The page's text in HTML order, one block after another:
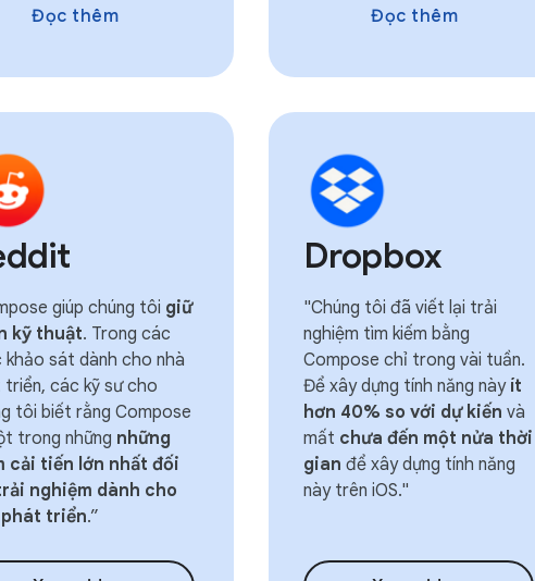
Đọc thêm Đọc thêm
giúp chúng tôi giữ
kỹ thuật. Trong các
khảo sát dành cho nhà
các kỹ sư cho
tôi biết rằng Compose
trong những những
cải tiến lớn nhất đối
nghiệm dành cho
triển.”
Dropbox
"Chúng tôi đã viết lại trải
nghiệm tìm kiếm bằng
Compose chỉ trong vài tuần.
Để xây dựng tính năng này ít
hơn 40% so với dự kiến và
mất chưa đến một nửa thời
gian để xây dựng tính năng
này trên iOS."